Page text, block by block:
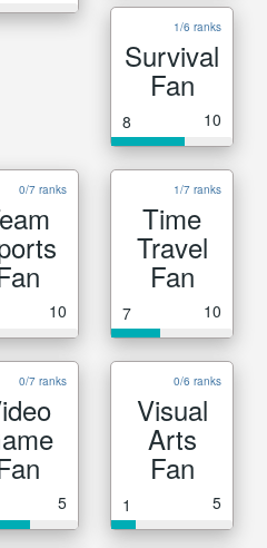
1/6 ranks
Survival
Fan
8 10
0/7 ranks
10
1/7 ranks
Time
Travel
Fan
7 10
0/7 ranks
5
0/6 ranks
Visual
Arts
Fan
1 5